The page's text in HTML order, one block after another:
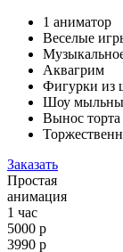
1 аниматор
Веселые
Аквагрим
Фигурки из
Шоу
Вынос торта
Заказать
Простая
анимация
1 час
5000 р
3990 р